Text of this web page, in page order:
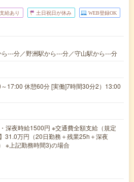
給あり 土日祝日が休み WEB登録OK
---分／野洲駅から---分／守山駅から---分
～17:00 休憩60分 [実働]7時間30分2）13:00
深夜時給1500円 ※交通費全額支給（規定
31.0万円（20日勤務＋残業25h＋深夜
※上記勤務時間3)の場合